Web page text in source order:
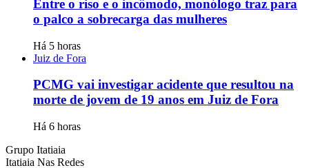
Entre o riso e o incômodo, monólogo traz para
o palco a sobrecarga das mulheres
Há 5 horas
Juiz de Fora
PCMG vai investigar acidente que resultou na
morte de jovem de 19 anos em Juiz de Fora
Há 6 horas
Grupo Itatiaia
Itatiaia Nas Redes